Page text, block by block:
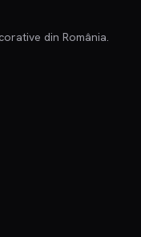
din România.